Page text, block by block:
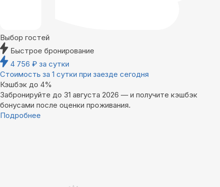
Выбор гостей
Быстрое бронирование
4 756 ₽ за сутки
Стоимость за 1 сутки при заезде сегодня
Кэшбэк до 4%
Забронируйте до 31 августа 2026 — и получите кэшбэк
бонусами после оценки проживания.
Подробнее